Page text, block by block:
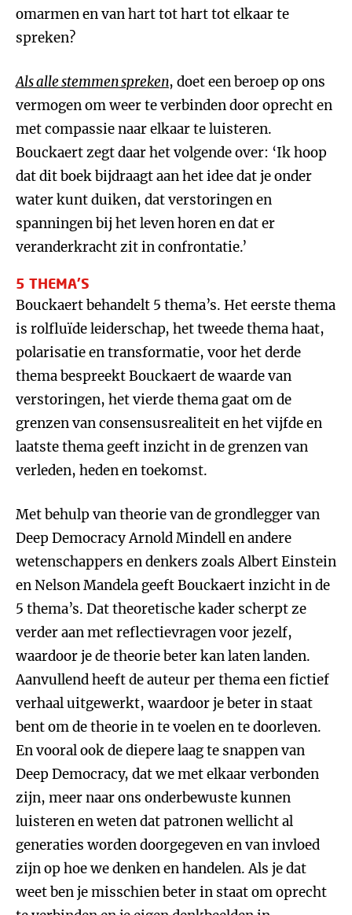
omarmen en van hart tot hart tot elkaar te
spreken?
Als alle stemmen spreken, doet een beroep op ons
vermogen om weer te verbinden door oprecht en
met compassie naar elkaar te luisteren.
Bouckaert zegt daar het volgende over: ‘Ik hoop
dat dit boek bijdraagt aan het idee dat je onder
water kunt duiken, dat verstoringen en
spanningen bij het leven horen en dat er
veranderkracht zit in confrontatie.’
5 THEMA’S
Bouckaert behandelt 5 thema’s. Het eerste thema
is rolfluïde leiderschap, het tweede thema haat,
polarisatie en transformatie, voor het derde
thema bespreekt Bouckaert de waarde van
verstoringen, het vierde thema gaat om de
grenzen van consensusrealiteit en het vijfde en
laatste thema geeft inzicht in de grenzen van
verleden, heden en toekomst.
Met behulp van theorie van de grondlegger van
Deep Democracy Arnold Mindell en andere
wetenschappers en denkers zoals Albert Einstein
en Nelson Mandela geeft Bouckaert inzicht in de
5 thema’s. Dat theoretische kader scherpt ze
verder aan met reflectievragen voor jezelf,
waardoor je de theorie beter kan laten landen.
Aanvullend heeft de auteur per thema een fictief
verhaal uitgewerkt, waardoor je beter in staat
bent om de theorie in te voelen en te doorleven.
En vooral ook de diepere laag te snappen van
Deep Democracy, dat we met elkaar verbonden
zijn, meer naar ons onderbewuste kunnen
luisteren en weten dat patronen wellicht al
generaties worden doorgegeven en van invloed
zijn op hoe we denken en handelen. Als je dat
weet ben je misschien beter in staat om oprecht